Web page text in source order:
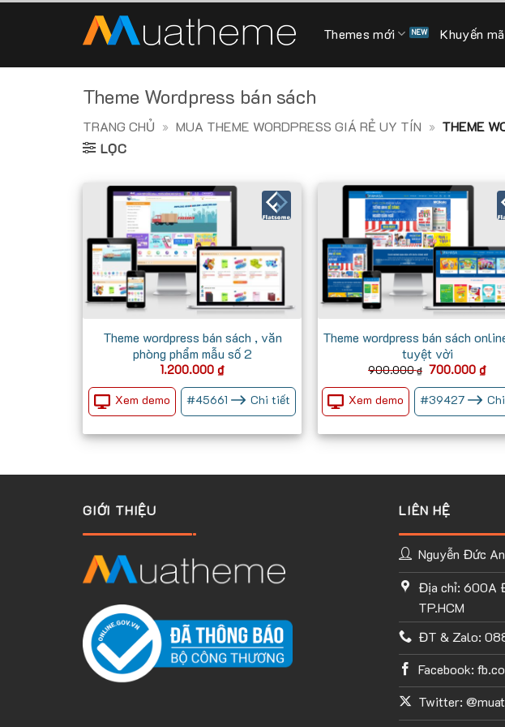
Themes mới Khuyến
Theme Wordpress bán sách
TRANG CHỦ » MUA THEME WORDPRESS GIÁ RẺ UY TÍN » THEME
LỌC
Theme wordpress bán sách , văn
phòng phẩm mẫu số 2
1.200.000 ₫
Xem demo
#45661 Chi tiết
Theme wordpress bán sách
tuyệt vời
900.000₫ Giá
là:
900.000 ₫.
700.000 ₫Giá
hiện
tại
là:
Xem demo #39427
GIỚI THIỆU LIÊN HỆ
Nguyễn Đức
Địa chỉ: 600A
TP.HCM
ĐT & Zalo:
Facebook:
Twitter: